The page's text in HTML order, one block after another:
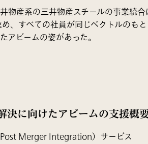
物産系の三井物産スチールの事業統
すべての社員が同じベクトルのも
ビームの姿があった。
決に向けたアビームの支援概
Merger Integration）サービス